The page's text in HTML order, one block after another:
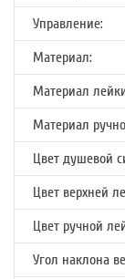
Управление:
Материал:
Материал
Материал
Цвет душевой
Цвет верхней
Цвет ручной
Угол наклона